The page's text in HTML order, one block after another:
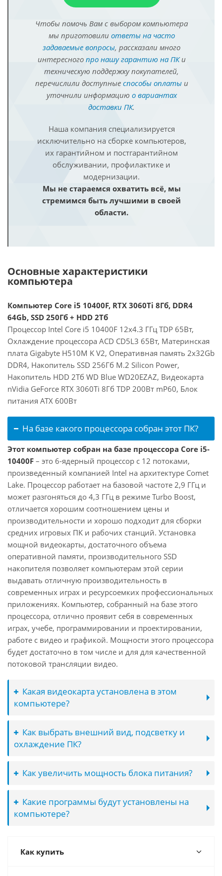
Чтобы помочь Вам с выбором компьютера
мы приготовили ответы на часто
задаваемые вопросы, рассказали много
интересного про нашу гарантию на ПКи
техническую поддержку покупателей,
перечислили доступные способы оплатыи
уточнили информацию о вариантах
доставки ПК.
Наша компания специализируется
исключительно на сборке компьютеров,
их гарантийном и постгарантийном
обслуживании, профилактике и
модернизации.
Мы не стараемся охватить всё, мы
стремимся быть лучшими в своей
области.
Основные характеристики
компьютера
Компьютер Core i5 10400F, RTX 3060Ti 8Гб, DDR4
64Gb, SSD 250Гб + HDD 2Тб
Процессор Intel Core i5 10400F 12x4.3 ГГц TDP 65Вт,
Охлаждение процессора ACD CD5L3 65Вт, Материнская
плата Gigabyte H510M K V2, Оперативная память 2x32Gb
DDR4, Накопитель SSD 256Гб M.2 Silicon Power,
Накопитель HDD 2Тб WD Blue WD20EZAZ, Видеокарта
nVidia GeForce RTX 3060Ti 8Гб TDP 200Вт mP60, Блок
питания ATX 600Вт
На базе какого процессора собран этот ПК?
Этот компьютер собран на базе процессора Core i5-
10400F – это 6-ядерный процессор с 12 потоками,
произведенный компанией Intel на архитектуре Comet
Lake. Процессор работает на базовой частоте 2,9 ГГц и
может разгоняться до 4,3 ГГц в режиме Turbo Boost,
отличается хорошим соотношением цены и
производительности и хорошо подходит для сборки
средних игровых ПК и рабочих станций. Установка
мощной видеокарты, достаточного объема
оперативной памяти, производительного SSD
накопителя позволяет компьютерам этой серии
выдавать отличную производительность в
современных играх и ресурсоемких профессиональных
приложениях. Компьютер, собранный на базе этого
процессора, отлично проявит себя в современных
играх, учебе, программировании и проектировании,
работе с видео и графикой. Мощности этого процессора
будет достаточно в том числе и для для качественной
потоковой трансляции видео.
Какая видеокарта установлена в этом
компьютере?
Как выбрать внешний вид, подсветку и
охлаждение ПК?
Как увеличить мощность блока питания?
Какие программы будут установлены на
компьютере?
Как купить